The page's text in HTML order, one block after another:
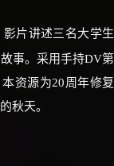
片讲述三名大学生
事。采用手持DV第
资源为20周年修复
秋天。